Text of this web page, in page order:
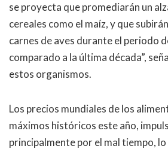
se proyecta que promediarán un
cereales como el maíz, y que
carnes de aves durante el periodo
comparado a la última década”,
estos organismos.
Los precios mundiales de los
máximos históricos este año,
principalmente por el mal tiempo,